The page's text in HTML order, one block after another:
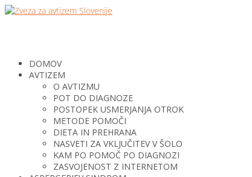
DOMOV
AVTIZEM
O AVTIZMU
POT DO DIAGNOZE
POSTOPEK USMERJANJA OTROK
METODE POMOČI
DIETA IN PREHRANA
NASVETI ZA VKLJUČITEV V ŠOLO
KAM PO POMOČ PO DIAGNOZI
ZASVOJENOST Z INTERNETOM